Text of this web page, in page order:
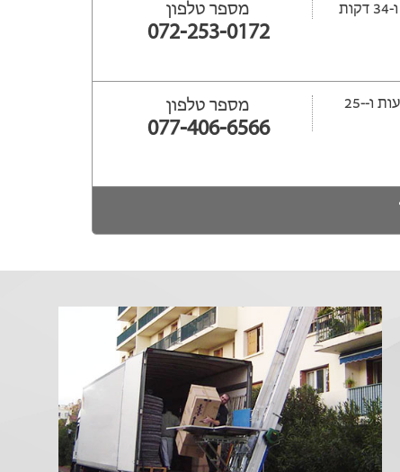
מספר טלפון
072-253-0172
ייפתח עוד -12 שעות ‫ו--25
מספר טלפון
077-406-6566